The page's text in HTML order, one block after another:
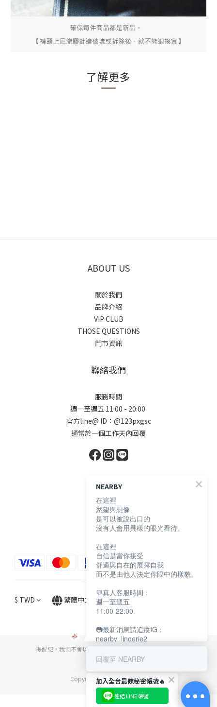
了解更多
ABOUT US
關於我們
品牌介紹
VIP CLUB
THOSE QUESTIONS
門市資訊
聯絡我們
服務時間
週一至週五 11:00 - 20:00
官方line@ ID：@123pxgsc
通常於一個工作天內回覆
顧客服務
購物須知
退換貨說明
防詐騙宣導
$ TWD 繁體中文
提醒您，我們不會以電話或簡訊方式通知變更付款方式。
Copyright© [2024][NEARBY]
加入全台最辣秘密帳號🔥
連結 LINE 帳號
NEARBY
在這裡
慾望與想像
是可以被說出口的
沒有人會用異樣的眼光看待。
在這裡
自信是當你接受
舒適與自在的展露自我
而不是由他人決定你眼中的樣貌。
💬真人客服時間：
週一至週五
11:00-22:00
📷最新消息請追蹤IG：
nearby_lingerie2
回覆至 NEARBY